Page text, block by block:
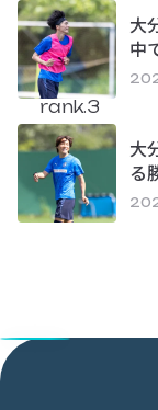
大
中
rank.3
大
る